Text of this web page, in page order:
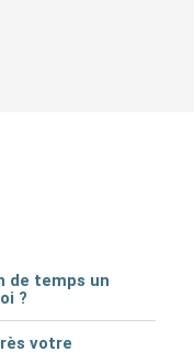
de temps un
?
votre